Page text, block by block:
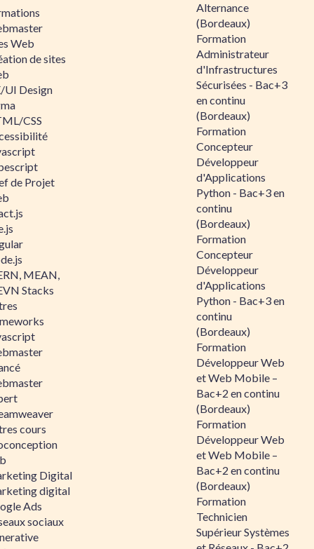
Web
de sites
UI Design
CSS
de Projet
MEAN,
Stacks
cours
Digital
digital
Ads
sociaux
Alternance
(Bordeaux)
Formation
Administrateur
d'Infrastructures
Sécurisées - Bac+3
en continu
(Bordeaux)
Formation
Concepteur
Développeur
d'Applications
Python - Bac+3 en
continu
(Bordeaux)
Formation
Concepteur
Développeur
d'Applications
Python - Bac+3 en
continu
(Bordeaux)
Formation
Développeur Web
et Web Mobile –
Bac+2 en continu
(Bordeaux)
Formation
Développeur Web
et Web Mobile –
Bac+2 en continu
(Bordeaux)
Formation
Technicien
Supérieur Systèmes